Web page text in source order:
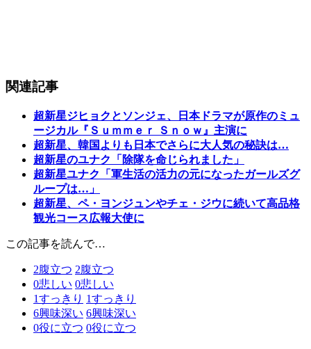
関連記事
超新星ジヒョクとソンジェ、日本ドラマが原作のミュ
ージカル『Ｓｕｍｍｅｒ Ｓｎｏｗ』主演に
超新星、韓国よりも日本でさらに大人気の秘訣は…
超新星のユナク「除隊を命じられました」
超新星ユナク「軍生活の活力の元になったガールズグ
ループは…」
超新星、ペ・ヨンジュンやチェ・ジウに続いて高品格
観光コース広報大使に
この記事を読んで…
2腹立つ 2腹立つ
0悲しい 0悲しい
1すっきり 1すっきり
6興味深い 6興味深い
0役に立つ 0役に立つ